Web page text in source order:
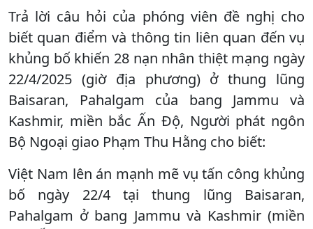
Trả lời câu hỏi của phóng viên đề nghị cho
biết quan điểm và thông tin liên quan đến vụ
khủng bố khiến 28 nạn nhân thiệt mạng ngày
22/4/2025 (giờ địa phương) ở thung lũng
Baisaran, Pahalgam của bang Jammu và
Kashmir, miền bắc Ấn Độ, Người phát ngôn
Bộ Ngoại giao Phạm Thu Hằng cho biết:
Việt Nam lên án mạnh mẽ vụ tấn công khủng
bố ngày 22/4 tại thung lũng Baisaran,
Pahalgam ở bang Jammu và Kashmir (miền